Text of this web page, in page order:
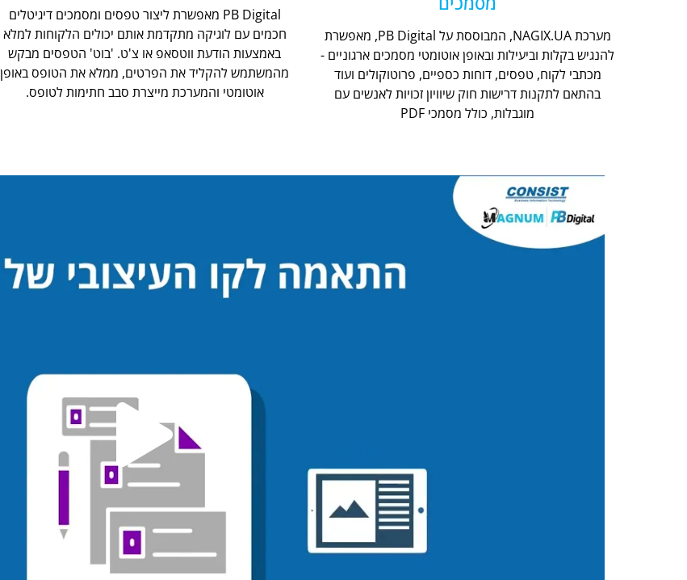
מערכת NAGIX.UA, המבוססת על PB Digital, מאפשרת
להנגיש בקלות וביעילות ובאופן אוטומטי מסמכים ארגוניים -
מכתבי לקוח, טפסים, דוחות כספיים, פרוטוקולים ועוד
בהתאם לתקנות דרישות חוק שיוויון זכויות לאנשים עם
מוגבלות, כולל מסמכי PDF
PB Digital מאפשרת ליצור טפסים ומסמכים דיגיטלים
חכמים עם לוגיקה מתקדמת אותם יכולים הלקוחות למלא
באמצעות הודעת ווטסאפ או צ'ט. 'בוט' הטפסים מבקש
מהמשתמש להקליד את הפרטים, ממלא את הטופס באופן
אוטומטי והמערכת מייצרת סבב חתימות לטופס.